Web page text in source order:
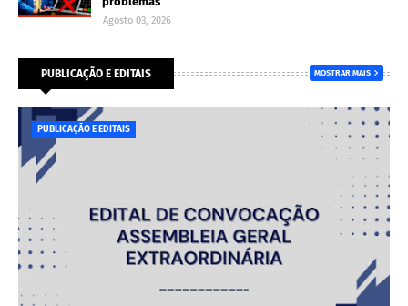
Agosto 03, 2026
PUBLICAÇÃO E EDITAIS MOSTRAR MAIS
PUBLICAÇÃO E EDITAIS